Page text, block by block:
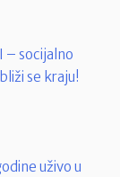
– socijalno
se kraju!
uživo u